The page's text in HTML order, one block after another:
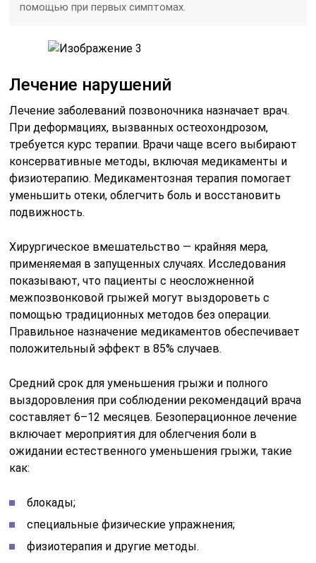
помощью при первых симптомах.
Лечение нарушений
Лечение заболеваний позвоночника назначает врач.
При деформациях, вызванных остеохондрозом,
требуется курс терапии. Врачи чаще всего выбирают
консервативные методы, включая медикаменты и
физиотерапию. Медикаментозная терапия помогает
уменьшить отеки, облегчить боль и восстановить
подвижность.
Хирургическое вмешательство — крайняя мера,
применяемая в запущенных случаях. Исследования
показывают, что пациенты с неосложненной
межпозвонковой грыжей могут выздороветь с
помощью традиционных методов без операции.
Правильное назначение медикаментов обеспечивает
положительный эффект в 85% случаев.
Средний срок для уменьшения грыжи и полного
выздоровления при соблюдении рекомендаций врача
составляет 6–12 месяцев. Безоперационное лечение
включает мероприятия для облегчения боли в
ожидании естественного уменьшения грыжи, такие
как:
блокады;
специальные физические упражнения;
физиотерапия и другие методы.